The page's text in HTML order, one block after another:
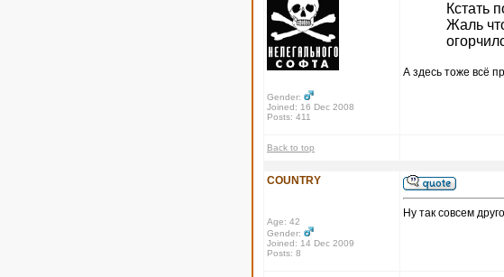
Gender:
Joined: 16 Dec 2008
Posts: 411
Кстать
Жаль
А здесь тоже всё
Back to top
COUNTRY
Age: 42
Gender:
Joined: 14 Dec 2009
Posts: 8
Ну так совсем